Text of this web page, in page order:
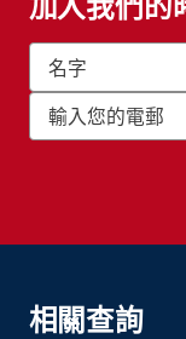
相關查詢